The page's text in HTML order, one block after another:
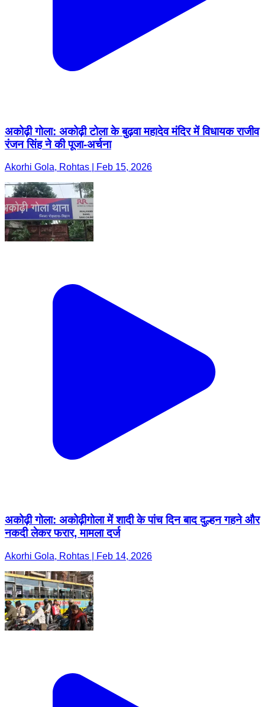
अकोढ़ी गोला: अकोढ़ी टोला के बुढ़वा महादेव मंदिर में विधायक राजीव
रंजन सिंह ने की पूजा-अर्चना
Akorhi Gola, Rohtas | Feb 15, 2026
अकोढ़ी गोला: अकोढ़ीगोला में शादी के पांच दिन बाद दुल्हन गहने और
नकदी लेकर फरार, मामला दर्ज
Akorhi Gola, Rohtas | Feb 14, 2026